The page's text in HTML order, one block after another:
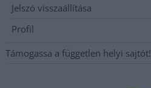
Jelszó visszaállítása
Profil
Támogassa a független helyi sajtót!